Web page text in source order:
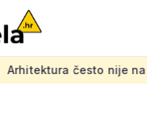
nije na strani 'običnog